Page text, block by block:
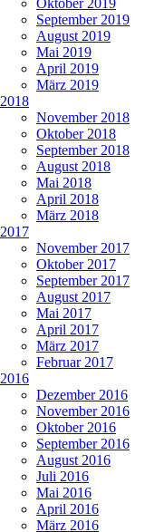
September 2019
August 2019
Mai 2019
April 2019
März 2019
2018
November 2018
Oktober 2018
September 2018
August 2018
Mai 2018
April 2018
März 2018
2017
November 2017
Oktober 2017
September 2017
August 2017
Mai 2017
April 2017
März 2017
Februar 2017
2016
Dezember 2016
November 2016
Oktober 2016
September 2016
August 2016
Juli 2016
Mai 2016
April 2016
März 2016